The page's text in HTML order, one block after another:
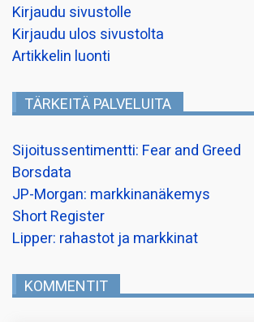
Kirjaudu sivustolle
Kirjaudu ulos sivustolta
Artikkelin luonti
TÄRKEITÄ PALVELUITA
Sijoitussentimentti: Fear and Greed
Borsdata
JP-Morgan: markkinanäkemys
Short Register
Lipper: rahastot ja markkinat
KOMMENTIT